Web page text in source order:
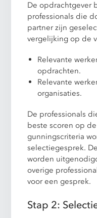
De opdrachtgever
professionals die
partner zijn
vergelijking op de
Relevante
opdrachten.
Relevante
organisaties.
De professionals
beste scoren op
gunningscriteria
selectiegesprek.
worden
overige
voor een gesprek.
Stap 2: